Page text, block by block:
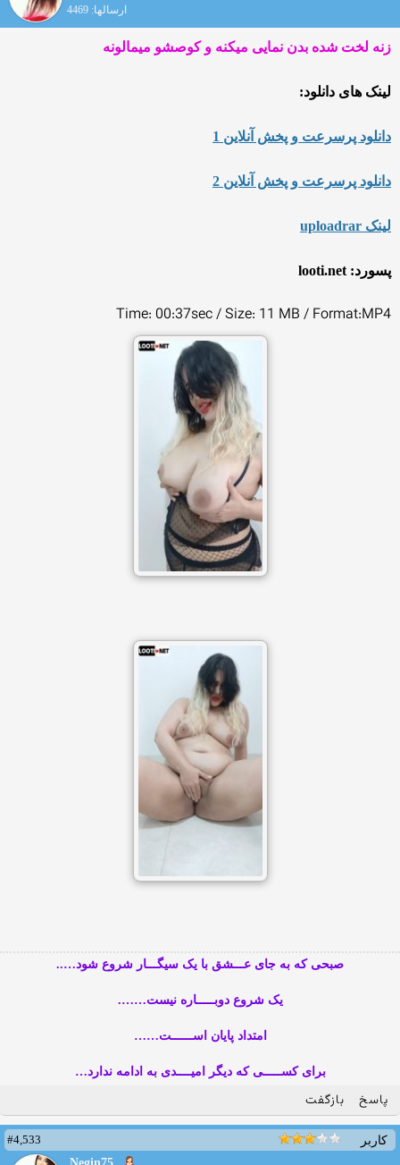
ارسالها: 4469
زنه لخت شده بدن نمایی میکنه و کوصشو میمالونه
لینک های دانلود:
دانلود پرسرعت و پخش آنلاین 1
دانلود پرسرعت و پخش آنلاین 2
لینک uploadrar
پسورد: looti.net
Time: 00:37sec / Size: 11 MB / Format:MP4
صبحی که به جای عـــشق با یک سیگـــار شروع شود…..
یک شروع دوبـــــاره نیست…….
امتداد پایان اســــــت……
برای کســـــی که دیگر امیــــدی به ادامه ندارد…
پاسخ بازگفت
کاربر
#4,533